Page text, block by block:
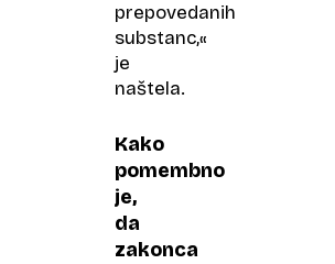
prepovedanih
substanc,«
je
naštela.
Kako
pomembno
je,
da
zakonca